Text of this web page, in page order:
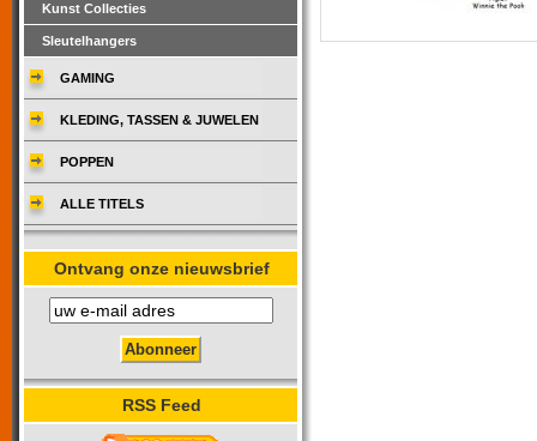
Kunst Collecties
Sleutelhangers
GAMING
KLEDING, TASSEN & JUWELEN
POPPEN
ALLE TITELS
Ontvang onze nieuwsbrief
RSS Feed